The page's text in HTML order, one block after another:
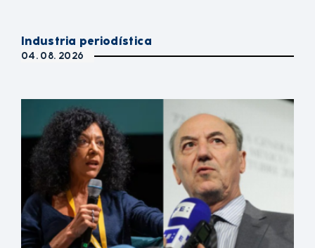
Industria periodística
04. 08. 2026